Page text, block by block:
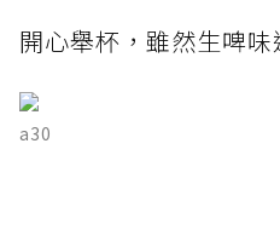
開心舉杯，雖然生啤味
a30